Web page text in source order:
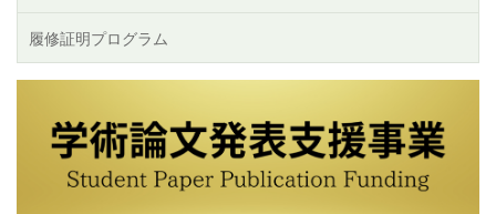
履修証明プログラム